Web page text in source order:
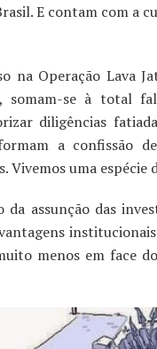
E contam com a
na Operação Lava
somam-se à total
diligências
a confissão
uma
assunção das
menos em face